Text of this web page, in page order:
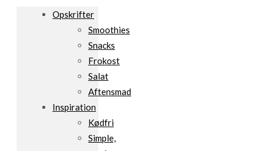
Opskrifter
Smoothies
Snacks
Frokost
Salat
Aftensmad
Inspiration
Kødfri
Simple,